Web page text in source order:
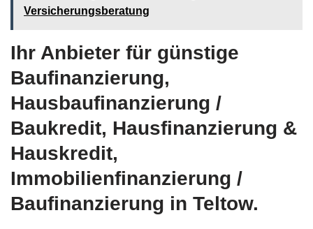
Versicherungsberatung
Ihr Anbieter für günstige
Baufinanzierung,
Hausbaufinanzierung /
Baukredit, Hausfinanzierung &
Hauskredit,
Immobilienfinanzierung /
Baufinanzierung in Teltow.